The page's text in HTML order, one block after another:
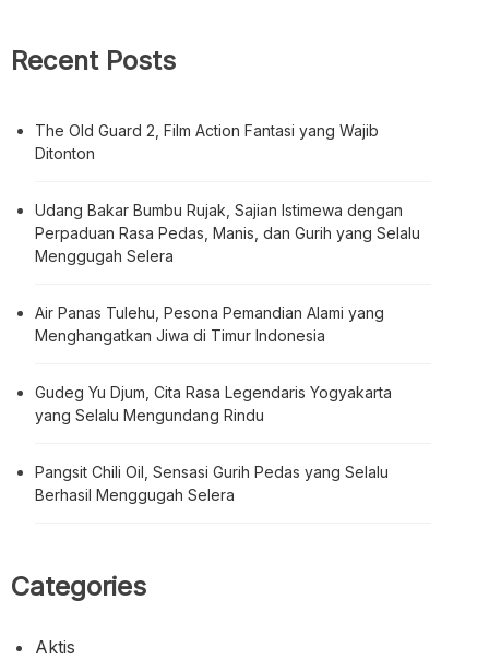
Recent Posts
The Old Guard 2, Film Action Fantasi yang Wajib
Ditonton
Udang Bakar Bumbu Rujak, Sajian Istimewa dengan
Perpaduan Rasa Pedas, Manis, dan Gurih yang Selalu
Menggugah Selera
Air Panas Tulehu, Pesona Pemandian Alami yang
Menghangatkan Jiwa di Timur Indonesia
Gudeg Yu Djum, Cita Rasa Legendaris Yogyakarta
yang Selalu Mengundang Rindu
Pangsit Chili Oil, Sensasi Gurih Pedas yang Selalu
Berhasil Menggugah Selera
Categories
Aktis